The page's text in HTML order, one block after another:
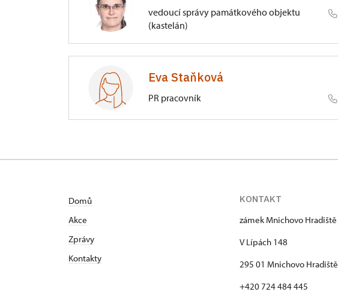
vedoucí správy památkového objektu
(kastelán)
V Lípách 148/, Mnichovo Hradiště
Eva Staňková
PR pracovník
Domů
Akce
Zprávy
Kontakty
KONTAKT
zámek Mnichovo Hradiště
V Lípách 148
295 01 Mnichovo Hradiště
+420 724 484 445